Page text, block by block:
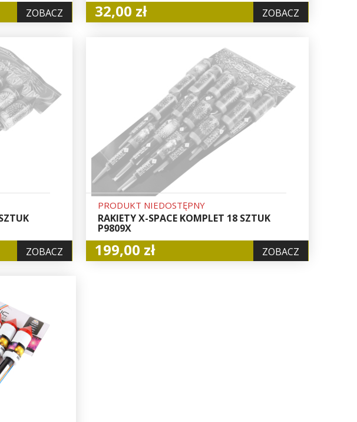
ZOBACZ 32,00 zł ZOBACZ
ZOBACZ
PRODUKT NIEDOSTĘPNY
RAKIETY X-SPACE KOMPLET 18 SZTUK
P9809X
199,00 zł ZOBACZ